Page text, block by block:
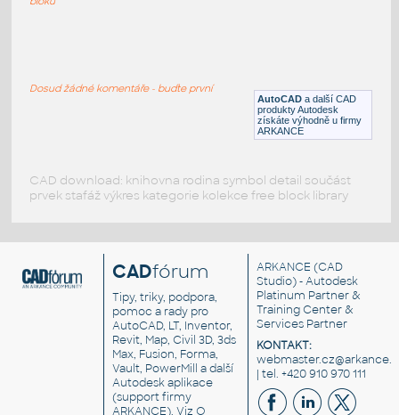
DWG
Průmyslová AutoCAD a další CAD
produkty Autodesk
získáte výhodně u firmy
ARKANCE
Dosud žádné komentáře - buďte první
CAD download: knihovna rodina symbol detail součást
prvek stafáž výkres kategorie kolekce free block library
CADfórum
Tipy, triky, podpora,
pomoc a rady pro
AutoCAD, LT, Inventor,
Revit, Map, Civil 3D, 3ds
Max, Fusion, Forma,
Vault, PowerMill a další
Autodesk aplikace
(support firmy
ARKANCE). VizO
ARKANCE (CAD
Studio) - Autodesk
Platinum Partner &
Training Center &
Services Partner
KONTAKT:
| tel. +420 910 970 111